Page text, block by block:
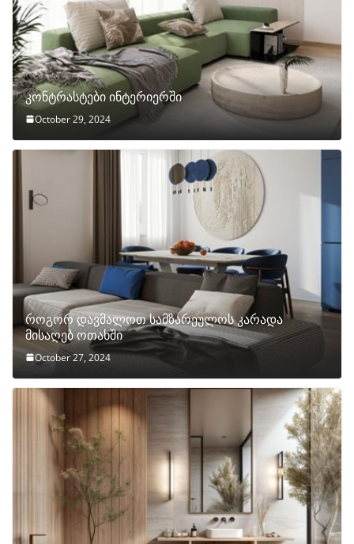
კონტრასტები ინტერიერში
October 29, 2024
როგორ დავმალოთ სამზარეულოს კარადა
მისაღებ ოთახში
October 27, 2024